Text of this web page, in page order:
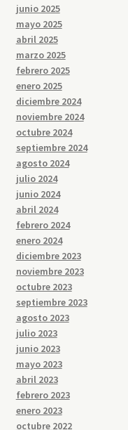
junio 2025
mayo 2025
abril 2025
marzo 2025
febrero 2025
enero 2025
diciembre 2024
noviembre 2024
octubre 2024
septiembre 2024
agosto 2024
julio 2024
junio 2024
abril 2024
febrero 2024
enero 2024
diciembre 2023
noviembre 2023
octubre 2023
septiembre 2023
agosto 2023
julio 2023
junio 2023
mayo 2023
abril 2023
febrero 2023
enero 2023
octubre 2022